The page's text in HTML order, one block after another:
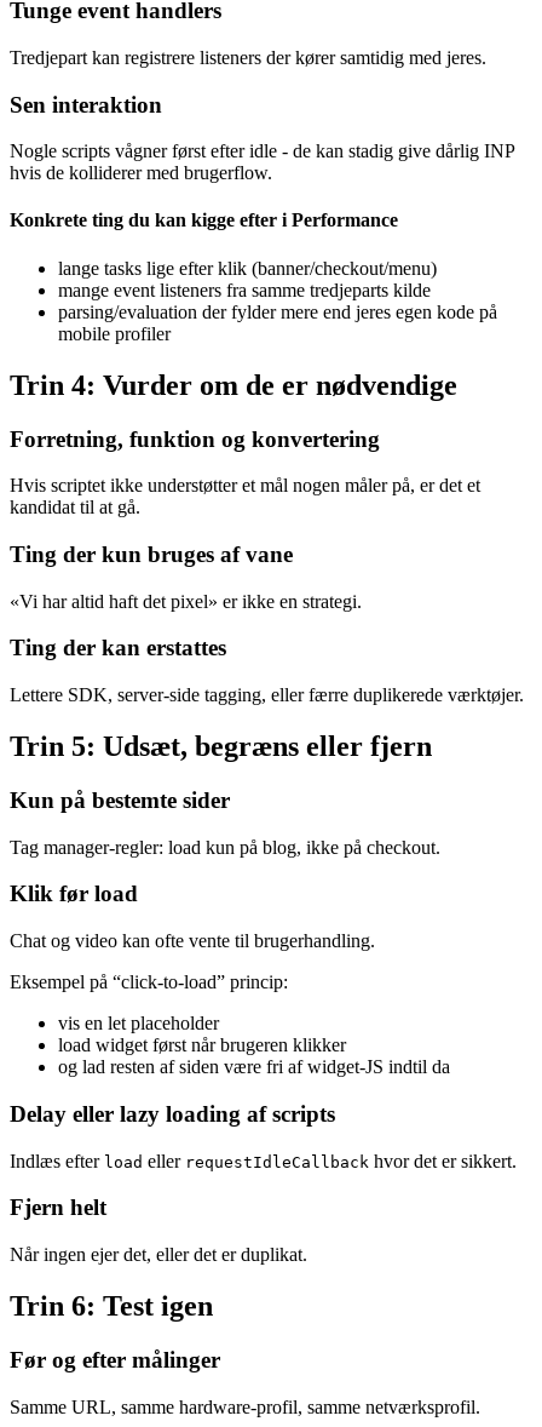
Tunge event handlers
Tredjepart kan registrere listeners der kører samtidig med jeres.
Sen interaktion
Nogle scripts vågner først efter idle - de kan stadig give dårlig INP
hvis de kolliderer med brugerflow.
Konkrete ting du kan kigge efter i Performance
lange tasks lige efter klik (banner/checkout/menu)
mange event listeners fra samme tredjeparts kilde
parsing/evaluation der fylder mere end jeres egen kode på
mobile profiler
Trin 4: Vurder om de er nødvendige
Forretning, funktion og konvertering
Hvis scriptet ikke understøtter et mål nogen måler på, er det et
kandidat til at gå.
Ting der kun bruges af vane
«Vi har altid haft det pixel» er ikke en strategi.
Ting der kan erstattes
Lettere SDK, server-side tagging, eller færre duplikerede værktøjer.
Trin 5: Udsæt, begræns eller fjern
Kun på bestemte sider
Tag manager-regler: load kun på blog, ikke på checkout.
Klik før load
Chat og video kan ofte vente til brugerhandling.
Eksempel på “click-to-load” princip:
vis en let placeholder
load widget først når brugeren klikker
og lad resten af siden være fri af widget-JS indtil da
Delay eller lazy loading af scripts
Indlæs efter load eller requestIdleCallback hvor det er sikkert.
Fjern helt
Når ingen ejer det, eller det er duplikat.
Trin 6: Test igen
Før og efter målinger
Samme URL, samme hardware-profil, samme netværksprofil.